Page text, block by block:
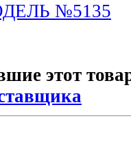
№5135
этот